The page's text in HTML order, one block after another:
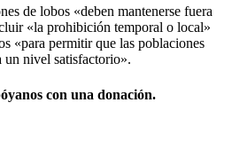
de lobos «deben mantenerse fuera
«la prohibición temporal o local»
«para permitir que las poblaciones
un nivel satisfactorio».
con una donación.